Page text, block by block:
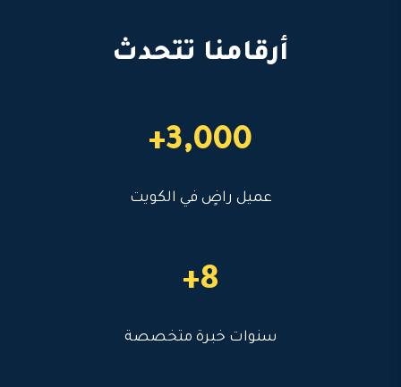
أرقامنا تتحدث
3,000+
عميل راضٍ في الكويت
8+
سنوات خبرة متخصصة